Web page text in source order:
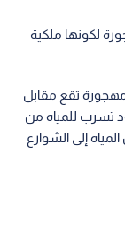
لكونها ملكية
تقع مقابل
تسرب للمياه من
إلى الشوارع